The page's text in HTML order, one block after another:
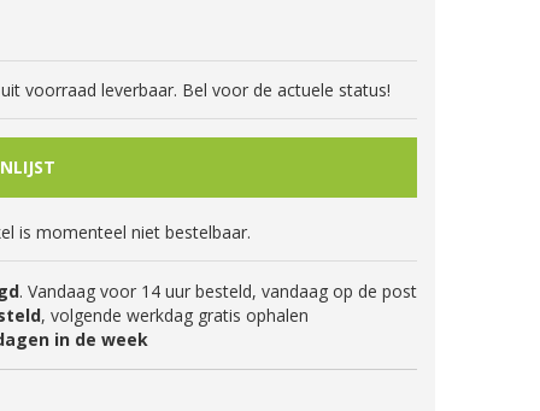
voorraad leverbaar. Bel voor de actuele status!
is momenteel niet bestelbaar.
. Vandaag voor 14 uur besteld, vandaag op de post
, volgende werkdag gratis ophalen
in de week